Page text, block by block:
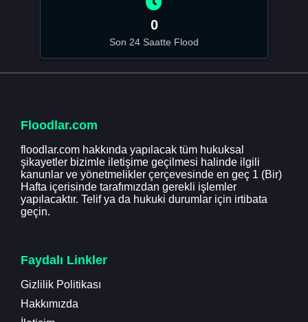
0
Son 24 Saatte Flood
Floodlar.com
floodlar.com hakkında yapılacak tüm hukuksal
şikayetler bizimle iletişime geçilmesi halinde ilgili
kanunlar ve yönetmelikler çerçevesinde en geç 1 (Bir)
Hafta içerisinde tarafımızdan gerekli işlemler
yapılacaktır. Telif ya da hukuki durumlar için irtibata
geçin.
Faydalı Linkler
Gizlilik Politikası
Hakkımızda